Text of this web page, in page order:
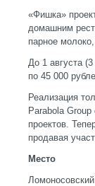
«Фишка»
домашним
парное
До 1 августа
по 45 000
Реализация
Parabola
проектов.
продавая
Место